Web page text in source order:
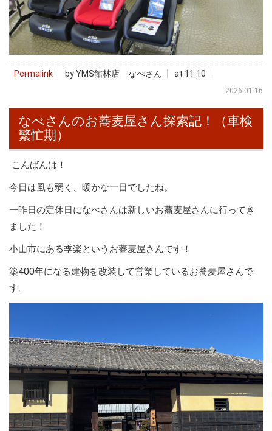
Permalink by YMS館林店 なべさん at 11:10
2026.01.16
なべさんのお蕎麦屋さん探索記！（車検
繁忙期）
こんばんは！
今日は風も弱く、暖かな一日でしたね。
一昨日の定休日になべさんは新しいお蕎麦屋さんに行ってき
ました！
小山市にある季楽というお蕎麦屋さんです！
築400年になる建物を改装して営業しているお蕎麦屋さんで
す。